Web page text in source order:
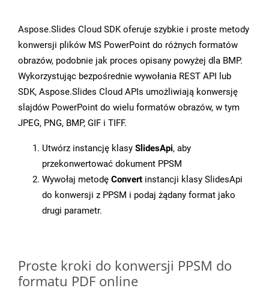
Aspose.Slides Cloud SDK oferuje szybkie i proste metody
konwersji plików MS PowerPoint do różnych formatów
obrazów, podobnie jak proces opisany powyżej dla BMP.
Wykorzystując bezpośrednie wywołania REST API lub
SDK, Aspose.Slides Cloud APIs umożliwiają konwersję
slajdów PowerPoint do wielu formatów obrazów, w tym
JPEG, PNG, BMP, GIF i TIFF.
Utwórz instancję klasy SlidesApi, aby
przekonwertować dokument PPSM
Wywołaj metodę Convert instancji klasy SlidesApi
do konwersji z PPSM i podaj żądany format jako
drugi parametr.
Proste kroki do konwersji PPSM do
formatu PDF online